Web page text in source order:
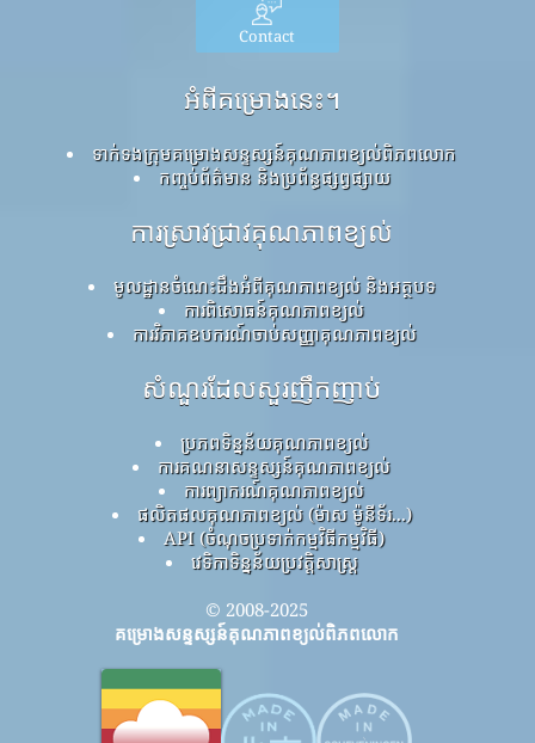
Contact
អំពីគម្រោងនេះ។
ទាក់ទងក្រុមគម្រោងសន្ទស្សន៍គុណភាពខ្យល់ពិភពលោក
កញ្ចប់ព័ត៌មាន និងប្រព័ន្ធផ្សព្វផ្សាយ
ការស្រាវជ្រាវគុណភាពខ្យល់
មូលដ្ឋានចំណេះដឹងអំពីគុណភាពខ្យល់ និងអត្ថបទ
ការពិសោធន៍គុណភាពខ្យល់
ការវិភាគឧបករណ៍ចាប់សញ្ញាគុណភាពខ្យល់
សំណួរដែលសួរញឹកញាប់
ប្រភពទិន្នន័យគុណភាពខ្យល់
ការគណនាសន្ទស្សន៍គុណភាពខ្យល់
ការព្យាករណ៍គុណភាពខ្យល់
ផលិតផលគុណភាពខ្យល់ (ម៉ាស ម៉ូនីទ័រ...)
API (ចំណុចប្រទាក់កម្មវិធីកម្មវិធី)
វេទិកាទិន្នន័យប្រវត្តិសាស្ត្រ
© 2008-2025
គម្រោងសន្ទស្សន៍គុណភាពខ្យល់ពិភពលោក